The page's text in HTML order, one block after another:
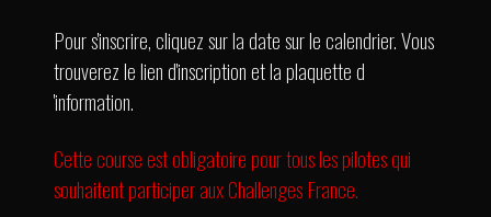
Pour s'inscrire, cliquez sur la date sur le calendrier. Vous
trouverez le lien d'inscription et la plaquette d
'information.
Cette course est obligatoire pour tous les pilotes qui
souhaitent participer aux Challenges France.